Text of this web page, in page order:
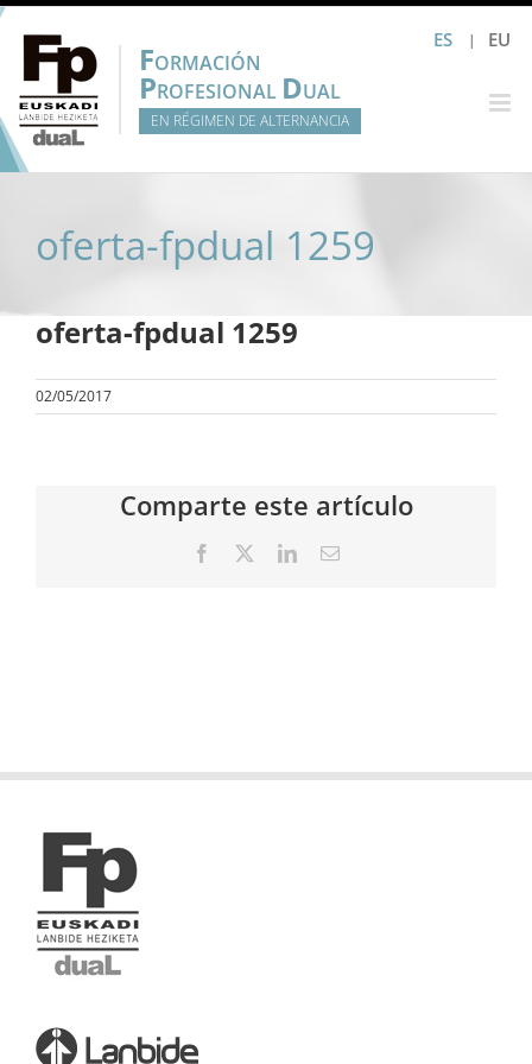
Saltar
contenido
ES EU
FORMACIÓN
PROFESIONAL DUAL
EN RÉGIMEN DE ALTERNANCIA
oferta-fpdual 1259
oferta-fpdual 1259
02/05/2017
Comparte este artículo
Facebook LinkedInCorreo